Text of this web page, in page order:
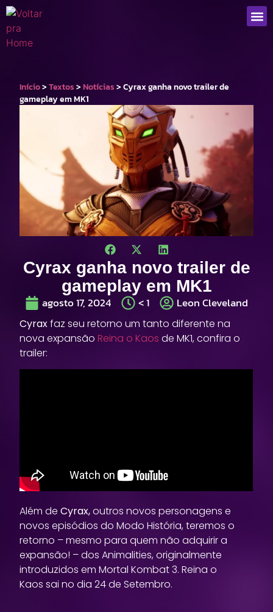
Início>Textos >Notícias >Cyrax ganha novo trailer de
gameplay em MK1
Cyrax ganha novo trailer de
gameplay em MK1
agosto 17, 2024 < 1 Leon Cleveland
Cyraxfaz seu retorno um tanto diferente na
nova expansãoReina o Kaos de MK1, confira o
trailer:
Além deCyrax,outros novos personagens e
novos episódios do Modo História, teremos o
retorno – mesmo para quem não adquirir a
expansão! – dos Animalities, originalmente
introduzidos em Mortal Kombat 3. Reina o
Kaos sai no dia 24 de Setembro.